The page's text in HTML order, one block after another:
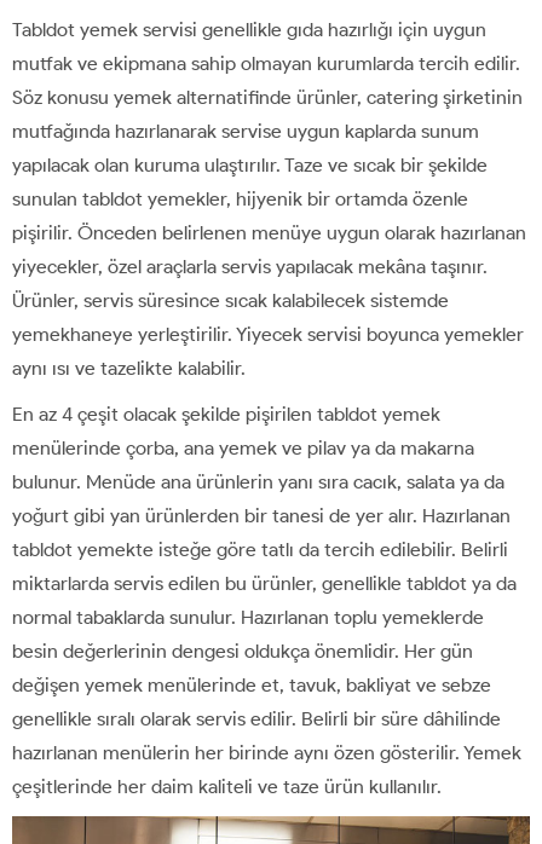
Tabldot yemek servisi genellikle gıda hazırlığı için uygun
mutfak ve ekipmana sahip olmayan kurumlarda tercih edilir.
Söz konusu yemek alternatifinde ürünler, catering şirketinin
mutfağında hazırlanarak servise uygun kaplarda sunum
yapılacak olan kuruma ulaştırılır. Taze ve sıcak bir şekilde
sunulan tabldot yemekler, hijyenik bir ortamda özenle
pişirilir. Önceden belirlenen menüye uygun olarak hazırlanan
yiyecekler, özel araçlarla servis yapılacak mekâna taşınır.
Ürünler, servis süresince sıcak kalabilecek sistemde
yemekhaneye yerleştirilir. Yiyecek servisi boyunca yemekler
aynı ısı ve tazelikte kalabilir.
En az 4 çeşit olacak şekilde pişirilen tabldot yemek
menülerinde çorba, ana yemek ve pilav ya da makarna
bulunur. Menüde ana ürünlerin yanı sıra cacık, salata ya da
yoğurt gibi yan ürünlerden bir tanesi de yer alır. Hazırlanan
tabldot yemekte isteğe göre tatlı da tercih edilebilir. Belirli
miktarlarda servis edilen bu ürünler, genellikle tabldot ya da
normal tabaklarda sunulur. Hazırlanan toplu yemeklerde
besin değerlerinin dengesi oldukça önemlidir. Her gün
değişen yemek menülerinde et, tavuk, bakliyat ve sebze
genellikle sıralı olarak servis edilir. Belirli bir süre dâhilinde
hazırlanan menülerin her birinde aynı özen gösterilir. Yemek
çeşitlerinde her daim kaliteli ve taze ürün kullanılır.